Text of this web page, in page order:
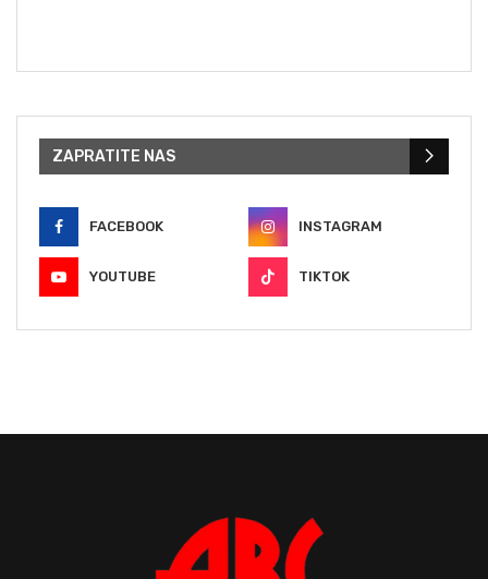
ZAPRATITE NAS
FACEBOOK INSTAGRAM
YOUTUBE TIKTOK